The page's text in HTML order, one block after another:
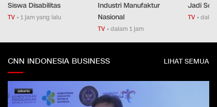
Siswa Disabilitas
TV • 1 jam yang lalu
Industri Manufaktur
Nasional
TV •dalam 1 jam
Jadi
TV •
CNN INDONESIA BUSINESS LIHAT SEMUA